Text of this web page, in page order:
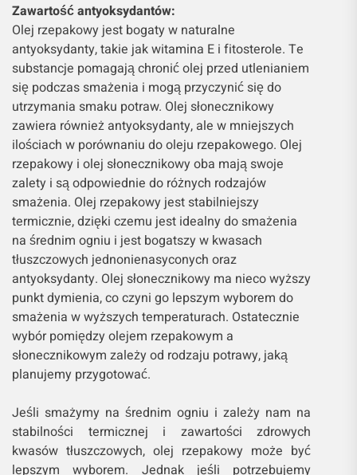
Zawartość antyoksydantów:
Olej rzepakowy jest bogaty w naturalne
antyoksydanty, takie jak witamina E i fitosterole. Te
substancje pomagają chronić olej przed utlenianiem
się podczas smażenia i mogą przyczynić się do
utrzymania smaku potraw. Olej słonecznikowy
zawiera również antyoksydanty, ale w mniejszych
ilościach w porównaniu do oleju rzepakowego. Olej
rzepakowy i olej słonecznikowy oba mają swoje
zalety i są odpowiednie do różnych rodzajów
smażenia. Olej rzepakowy jest stabilniejszy
termicznie, dzięki czemu jest idealny do smażenia
na średnim ogniu i jest bogatszy w kwasach
tłuszczowych jednonienasyconych oraz
antyoksydanty. Olej słonecznikowy ma nieco wyższy
punkt dymienia, co czyni go lepszym wyborem do
smażenia w wyższych temperaturach. Ostatecznie
wybór pomiędzy olejem rzepakowym a
słonecznikowym zależy od rodzaju potrawy, jaką
planujemy przygotować.
Jeśli smażymy na średnim ogniu i zależy nam na
stabilności termicznej i zawartości zdrowych
kwasów tłuszczowych, olej rzepakowy może być
lepszym wyborem. Jednak jeśli potrzebujemy